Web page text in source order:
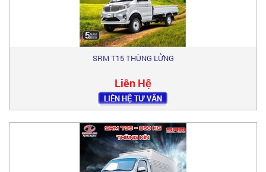
SRM T15 THÙNG LỬNG
Liên Hệ
LIÊN HỆ TƯ VẤN